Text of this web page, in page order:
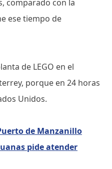
comparado con la
ese tiempo de
de LEGO en el
porque en 24 horas
Unidos.
de Manzanillo
pide atender